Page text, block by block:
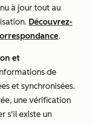
à jour tout au
Découvrez-
.
et
de
et synchronisées.
une vérification
s'il existe un